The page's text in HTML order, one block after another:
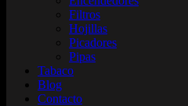
Filtros
Hojillas
Picadores
Pipas
Tabaco
Blog
Contacto